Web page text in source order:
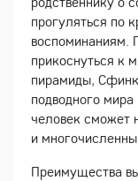
прогуляться по
воспоминаниям.
прикоснуться к
пирамиды,
подводного
человек сможет
и
Преимущества